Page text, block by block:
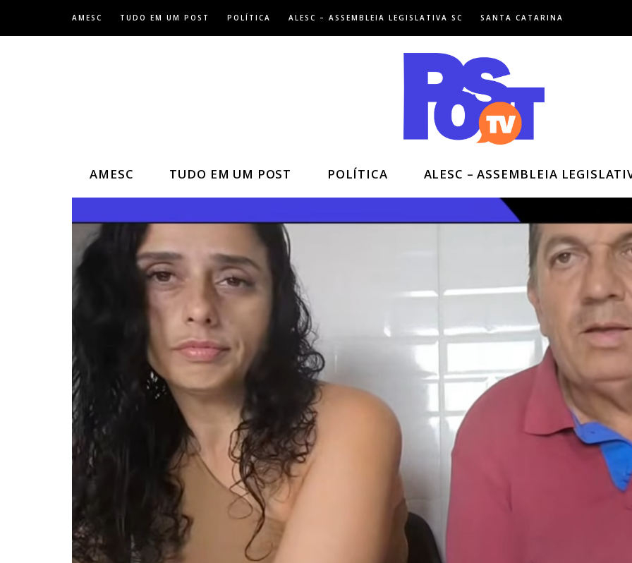
AMESC TUDO EM UM POST POLÍTICA ALESC – ASSEMBLEIA LEGISLATIVA SC SANTA CATARINA
AMESC TUDO EM UM POST POLÍTICA ALESC – ASSEMBLEIA